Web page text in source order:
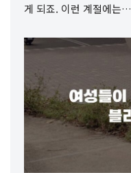
게 되죠. 이런 계절에는…